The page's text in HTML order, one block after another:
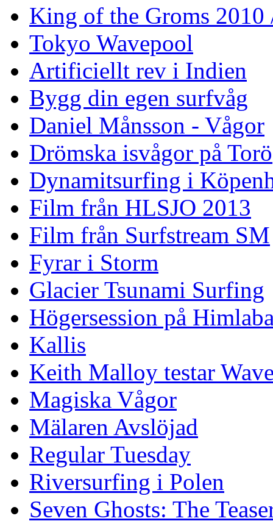
King of the Groms
Tokyo Wavepool
Artificiellt rev i Indien
Bygg din egen surfvåg
Daniel Månsson - Vågor
Drömska isvågor på Torö
Dynamitsurfing i
Film från HLSJO 2013
Film från Surfstream SM
Fyrar i Storm
Glacier Tsunami Surfing
Högersession på
Kallis
Keith Malloy testar
Magiska Vågor
Mälaren Avslöjad
Regular Tuesday
Riversurfing i Polen
Seven Ghosts: The